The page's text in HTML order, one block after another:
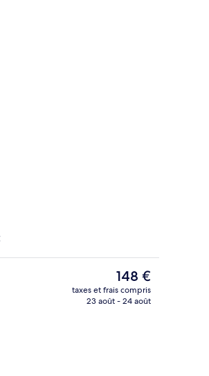
Le
prix
actuel
148 €
taxes et frais compris
23 août - 24 août